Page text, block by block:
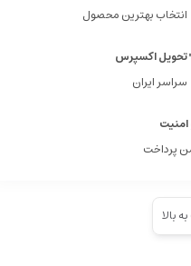
انتخاب بهترین محصول
تحویل اکسپرس
سراسر ایران
امنیت
پرداخت
بالا